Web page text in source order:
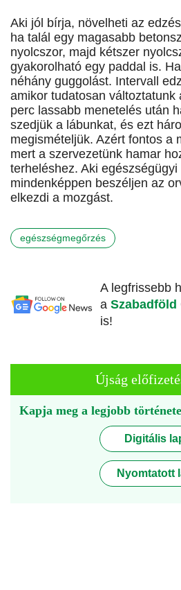
Aki jól bírja, növelheti az
ha talál egy magasabb
nyolcszor, majd kétszer
gyakorolható egy paddal is.
néhány guggolást. Intervall
amikor tudatosan változtatunk
perc lassabb menetelés után
szedjük a lábunkat, és ezt
megismételjük. Azért fontos a
mert a szervezetünk hamar
terheléshez. Aki
mindenképpen beszéljen az
elkezdi a mozgást.
egészségmegőrzés
A legfrissebb
a Szabadföld
is!
Újság
Kapja meg a legjobb
Digitális
Nyomtatott